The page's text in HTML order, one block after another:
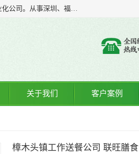
广东食安膳食管理服务有限公司是一家集干货粮油、肉禽蔬菜等食品加工、配送及食堂承包于一体的专业化公司。从事深圳、福永、公明、沙井、松岗等地区的蔬菜配送服务。 专业的服务队伍，以及完善的服务机制，经过多年的努力拼搏，赢得了广大客户的信赖和支持。
关于我们 客户案例
樟木头镇工作送餐公司 联旺膳食